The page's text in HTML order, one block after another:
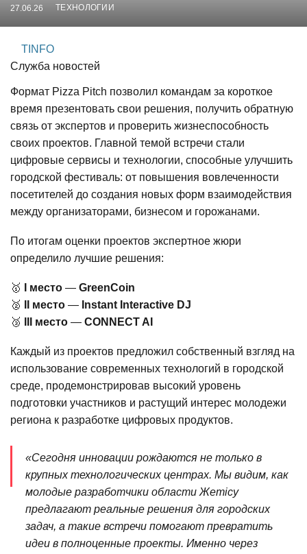
27.06.26 ТЕХНОЛОГИИ
TINFO
Служба новостей
Формат Pizza Pitch позволил командам за короткое
время презентовать свои решения, получить обратную
связь от экспертов и проверить жизнеспособность
своих проектов. Главной темой встречи стали
цифровые сервисы и технологии, способные улучшить
городской фестиваль: от повышения вовлеченности
посетителей до создания новых форм взаимодействия
между организаторами, бизнесом и горожанами.
По итогам оценки проектов экспертное жюри
определило лучшие решения:
🥇 место — GreenCoin
🥈
место — Instant Interactive DJ
🥉
III место — CONNECT AI
Каждый из проектов предложил собственный взгляд на
использование современных технологий в городской
среде, продемонстрировав высокий уровень
подготовки участников и растущий интерес молодежи
региона к разработке цифровых продуктов.
«Сегодня инновации рождаются не только в
крупных технологических центрах. Мы видим, как
молодые разработчики области Жетісу
предлагают реальные решения для городских
задач, а такие встречи помогают превратить
идеи в полноценные проекты. Именно через